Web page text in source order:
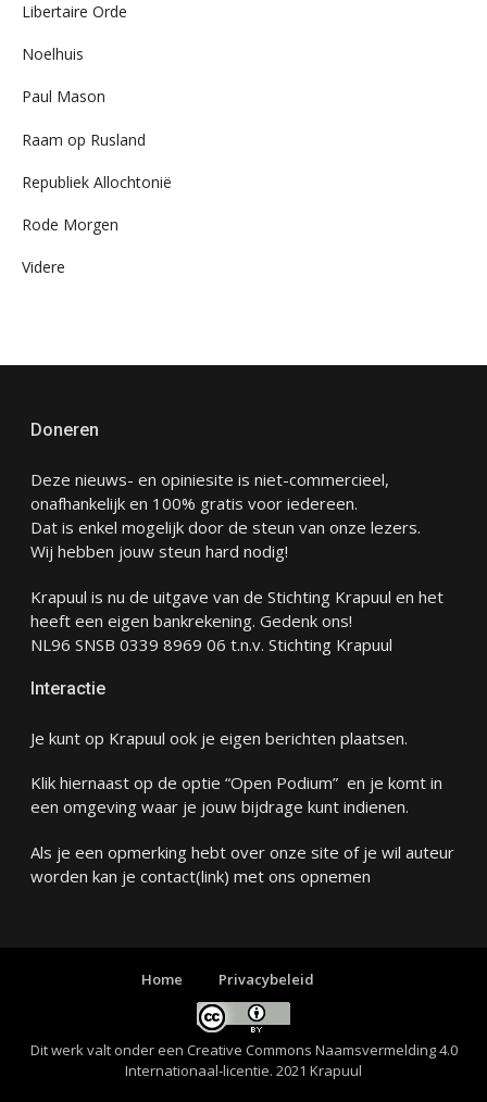
Libertaire Orde
Noelhuis
Paul Mason
Raam op Rusland
Republiek Allochtonië
Rode Morgen
Videre
Doneren
Deze nieuws- en opiniesite is niet-commercieel,
onafhankelijk en 100% gratis voor iedereen.
Dat is enkel mogelijk door de steun van onze lezers.
Wij hebben jouw steun hard nodig!
Krapuul is nu de uitgave van de Stichting Krapuul en het
heeft een eigen bankrekening. Gedenk ons!
NL96 SNSB 0339 8969 06 t.n.v. Stichting Krapuul
Interactie
Je kunt op Krapuul ook je eigen berichten plaatsen.
Klik hiernaast op de optie “Open Podium” en je komt in
een omgeving waar je jouw bijdrage kunt indienen.
Als je een opmerking hebt over onze site of je wil auteur
worden kan je contact(link) met ons opnemen
Home Privacybeleid
Dit werk valt onder een Creative Commons Naamsvermelding 4.0
Internationaal-licentie. 2021 Krapuul